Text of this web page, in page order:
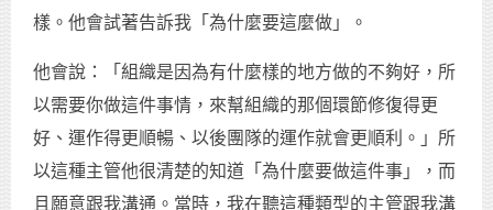
樣。他會試著告訴我「為什麼要這麼做」。
他會說：「組織是因為有什麼樣的地方做的不夠好，所
以需要你做這件事情，來幫組織的那個環節修復得更
好、運作得更順暢、以後團隊的運作就會更順利。」所
以這種主管他很清楚的知道「為什麼要做這件事」，而
且願意跟我溝通。當時，我在聽這種類型的主管跟我溝